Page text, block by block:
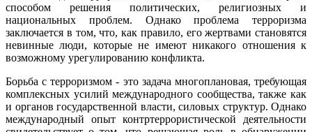
способом решения политических, религиозных и
национальных проблем. Однако проблема терроризма
заключается в том, что, как правило, его жертвами становятся
невинные люди, которые не имеют никакого отношения к
возможному урегулированию конфликта.
Борьба с терроризмом - это задача многоплановая, требующая
комплексных усилий международного сообщества, также как
и органов государственной власти, силовых структур. Однако
международный опыт контртеррористической деятельности